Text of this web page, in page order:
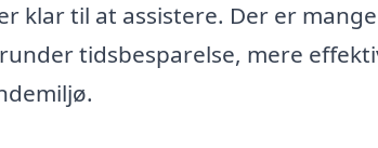
klar til at assistere. Der er
tidsbesparelse, mere